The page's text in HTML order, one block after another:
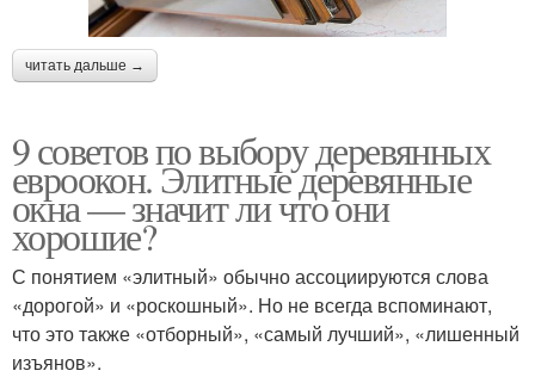
читать дальше →
9 советов по выбору деревянных
евроокон. Элитные деревянные
окна — значит ли что они
хорошие?
С понятием «элитный» обычно ассоциируются слова
«дорогой» и «роскошный». Но не всегда вспоминают,
что это также «отборный», «самый лучший», «лишенный
изъянов».